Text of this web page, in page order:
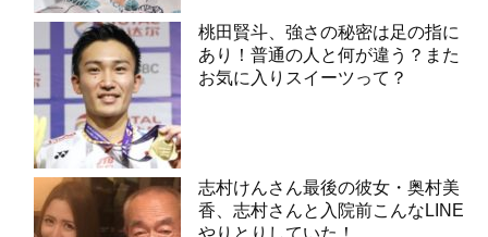
桃田賢斗、強さの秘密は足の指に
あり！普通の人と何が違う？また
お気に入りスイーツって？
志村けんさん最後の彼女・奥村美
香、志村さんと入院前こんなLINE